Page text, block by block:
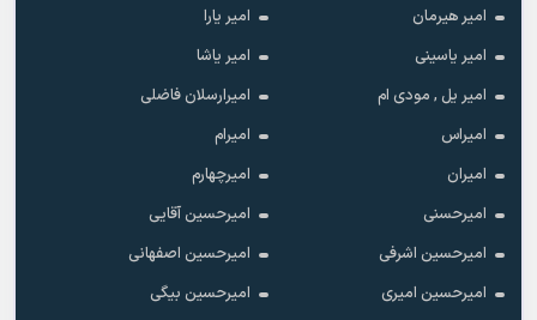
امیر هیرمان
امیر یارا
امیر یاسینی
امیر یاشا
امیر یل , مودی ام
امیرارسلان فاضلی
امیراس
امیرام
امیران
امیرچهارم
امیرحسنی
امیرحسین آقایی
امیرحسین اشرفی
امیرحسین اصفهانی
امیرحسین امیری
امیرحسین بیگی